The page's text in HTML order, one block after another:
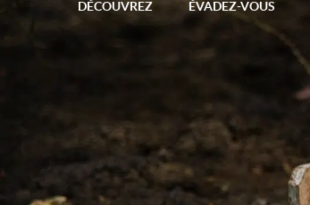
DÉCOUVREZ ÉVADEZ-VOUS